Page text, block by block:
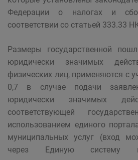
Федерации о налогах и
соответствии со статьей 333.33
Размеры государственной
юридически значимых
физических лиц, применяются с
0,7 в случае подачи
юридически значимых
соответствующей
использованием единого
муниципальных услуг (вход
через Единую систему